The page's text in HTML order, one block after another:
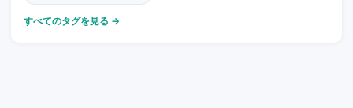
すべてのタグを見る →